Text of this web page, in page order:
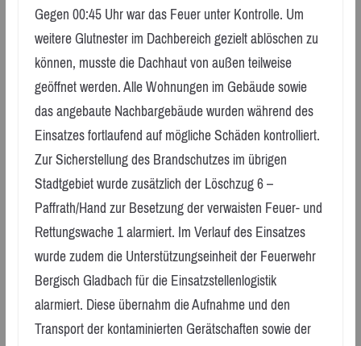
Gegen 00:45 Uhr war das Feuer unter Kontrolle. Um
weitere Glutnester im Dachbereich gezielt ablöschen zu
können, musste die Dachhaut von außen teilweise
geöffnet werden. Alle Wohnungen im Gebäude sowie
das angebaute Nachbargebäude wurden während des
Einsatzes fortlaufend auf mögliche Schäden kontrolliert.
Zur Sicherstellung des Brandschutzes im übrigen
Stadtgebiet wurde zusätzlich der Löschzug 6 –
Paffrath/Hand zur Besetzung der verwaisten Feuer- und
Rettungswache 1 alarmiert. Im Verlauf des Einsatzes
wurde zudem die Unterstützungseinheit der Feuerwehr
Bergisch Gladbach für die Einsatzstellenlogistik
alarmiert. Diese übernahm die Aufnahme und den
Transport der kontaminierten Gerätschaften sowie der